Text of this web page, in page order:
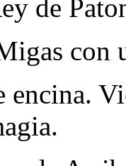
de
con
encina.